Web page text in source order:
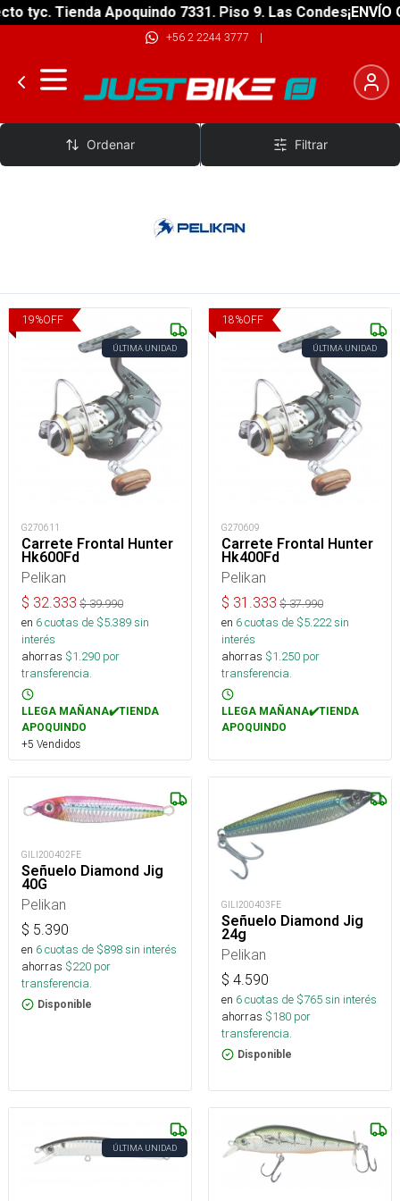
tyc. Tienda Apoquindo 7331. Piso 9. Las Condes¡ENVÍO
+56 2 2244 3777 |
Pelikan
Ordenar Filtrar
19%OFF
ÚLTIMA UNIDAD
G270611
Carrete Frontal Hunter
Hk600Fd
Pelikan
$ 32.333 $39.990
en 6cuotas de $5.389sin
interés
ahorras $1.290 por
transferencia.
LLEGA MAÑANA✔️TIENDA
APOQUINDO
+5 Vendidos
18%OFF
ÚLTIMA UNIDAD
G270609
Carrete Frontal Hunter
Hk400Fd
Pelikan
$ 31.333 $37.990
en 6cuotas de $5.222sin
interés
ahorras $1.250 por
transferencia.
LLEGA MAÑANA✔️TIENDA
APOQUINDO
GILI200402FE
Señuelo Diamond Jig
40G
Pelikan
$ 5.390
en 6cuotas de $898sin interés
ahorras $220 por
transferencia.
Disponible
GILI200403FE
Señuelo Diamond Jig
24g
Pelikan
$ 4.590
en 6cuotas de $765sin interés
ahorras $180 por
transferencia.
Disponible
ÚLTIMA UNIDAD